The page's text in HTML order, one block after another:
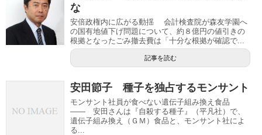
な
安倍政権内に広がる動揺 会計検査院が森友学園へ
の国有地値下げ問題について、約８億円の値引きの
根拠となったごみ撤去費は「十分な根拠が確認で...
記事を読む
安田節子 種子を独占するモンサント
モンサント社員が食べない遺伝子組み換え食品
―― 安田さんは『自殺する種子』（平凡社）で、
遺伝子組み換え（ＧＭ）食品と、モンサント社によ
る...